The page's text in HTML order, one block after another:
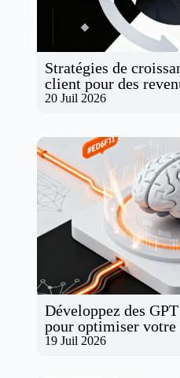
Stratégies de
client pour des
20 Juil 2026
Développez des
pour optimiser
19 Juil 2026